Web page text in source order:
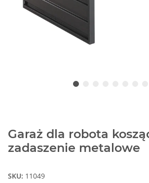
Garaż dla robota
zadaszenie metalowe
SKU: 11049